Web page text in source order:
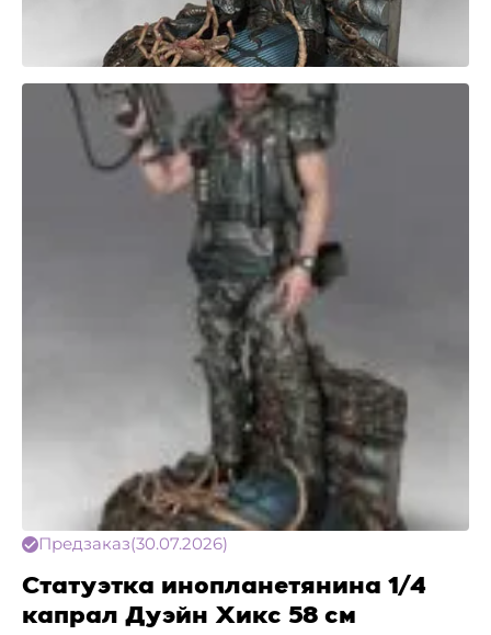
Предзаказ(30.07.2026)
Статуэтка инопланетянина 1/4
капрал Дуэйн Хикс 58 см